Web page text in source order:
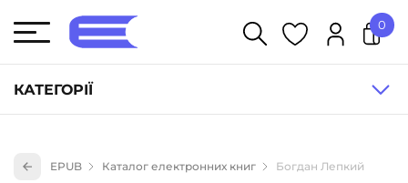
КАТЕГОРІЇ
Книги для дітей (836)
0
EPUB Каталог електронних книг Богдан Лепкий